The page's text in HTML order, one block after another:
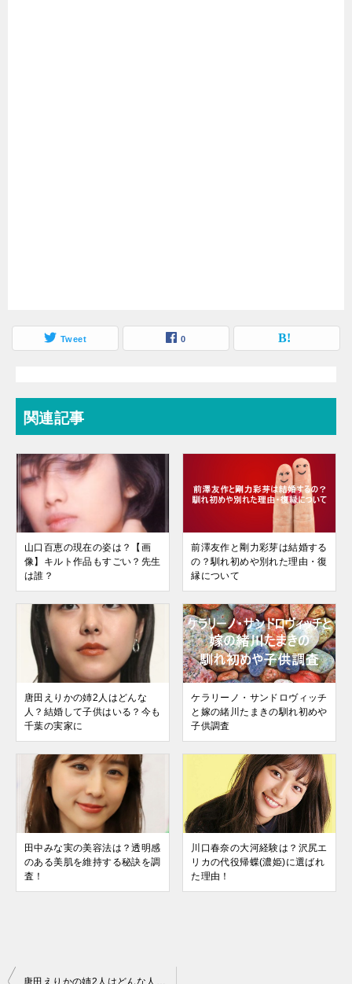
Tweet 0
関連記事
山口百恵の現在の姿は？【画
像】キルト作品もすごい？先生
は誰？
前澤友作と剛力彩芽は結婚する
の？馴れ初めや別れた理由・復
縁について
唐田えりかの姉2人はどんな
人？結婚して子供はいる？今も
千葉の実家に
ケラリーノ・サンドロヴィッチ
と嫁の緒川たまきの馴れ初めや
子供調査
田中みな実の美容法は？透明感
のある美肌を維持する秘訣を調
査！
川口春奈の大河経験は？沢尻エ
リカの代役帰蝶(濃姫)に選ばれ
た理由！
投